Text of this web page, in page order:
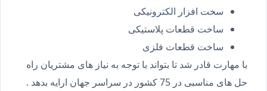
سخت افزار الکترونیکی
ساخت قطعات پلاستیکی
ساخت قطعات فلزی
با مهارت قادر شد تا بتواند با توجه به نیاز های مشتریان راه
حل های مناسبی در 75 کشور در سراسر جهان ارایه بدهد .